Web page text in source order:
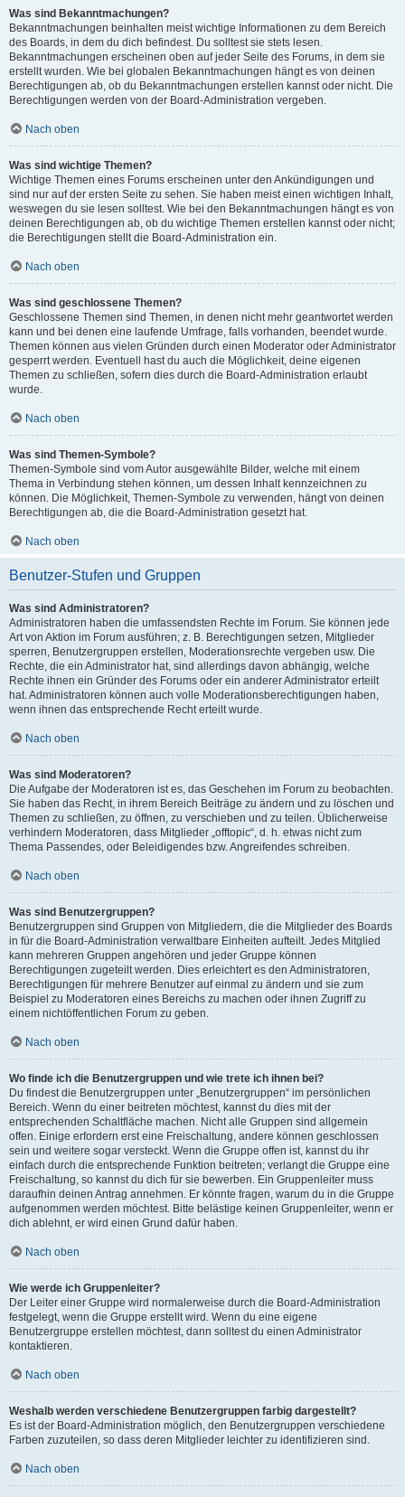
Was sind Bekanntmachungen?
Bekanntmachungen beinhalten meist wichtige Informationen zu dem Bereich
des Boards, in dem du dich befindest. Du solltest sie stets lesen.
Bekanntmachungen erscheinen oben auf jeder Seite des Forums, in dem sie
erstellt wurden. Wie bei globalen Bekanntmachungen hängt es von deinen
Berechtigungen ab, ob du Bekanntmachungen erstellen kannst oder nicht. Die
Berechtigungen werden von der Board-Administration vergeben.
Nach oben
Was sind wichtige Themen?
Wichtige Themen eines Forums erscheinen unter den Ankündigungen und
sind nur auf der ersten Seite zu sehen. Sie haben meist einen wichtigen Inhalt,
weswegen du sie lesen solltest. Wie bei den Bekanntmachungen hängt es von
deinen Berechtigungen ab, ob du wichtige Themen erstellen kannst oder nicht;
die Berechtigungen stellt die Board-Administration ein.
Nach oben
Was sind geschlossene Themen?
Geschlossene Themen sind Themen, in denen nicht mehr geantwortet werden
kann und bei denen eine laufende Umfrage, falls vorhanden, beendet wurde.
Themen können aus vielen Gründen durch einen Moderator oder Administrator
gesperrt werden. Eventuell hast du auch die Möglichkeit, deine eigenen
Themen zu schließen, sofern dies durch die Board-Administration erlaubt
wurde.
Nach oben
Was sind Themen-Symbole?
Themen-Symbole sind vom Autor ausgewählte Bilder, welche mit einem
Thema in Verbindung stehen können, um dessen Inhalt kennzeichnen zu
können. Die Möglichkeit, Themen-Symbole zu verwenden, hängt von deinen
Berechtigungen ab, die die Board-Administration gesetzt hat.
Nach oben
Benutzer-Stufen und Gruppen
Was sind Administratoren?
Administratoren haben die umfassendsten Rechte im Forum. Sie können jede
Art von Aktion im Forum ausführen; z. B. Berechtigungen setzen, Mitglieder
sperren, Benutzergruppen erstellen, Moderationsrechte vergeben usw. Die
Rechte, die ein Administrator hat, sind allerdings davon abhängig, welche
Rechte ihnen ein Gründer des Forums oder ein anderer Administrator erteilt
hat. Administratoren können auch volle Moderationsberechtigungen haben,
wenn ihnen das entsprechende Recht erteilt wurde.
Nach oben
Was sind Moderatoren?
Die Aufgabe der Moderatoren ist es, das Geschehen im Forum zu beobachten.
Sie haben das Recht, in ihrem Bereich Beiträge zu ändern und zu löschen und
Themen zu schließen, zu öffnen, zu verschieben und zu teilen. Üblicherweise
verhindern Moderatoren, dass Mitglieder „offtopic“, d. h. etwas nicht zum
Thema Passendes, oder Beleidigendes bzw. Angreifendes schreiben.
Nach oben
Was sind Benutzergruppen?
Benutzergruppen sind Gruppen von Mitgliedern, die die Mitglieder des Boards
in für die Board-Administration verwaltbare Einheiten aufteilt. Jedes Mitglied
kann mehreren Gruppen angehören und jeder Gruppe können
Berechtigungen zugeteilt werden. Dies erleichtert es den Administratoren,
Berechtigungen für mehrere Benutzer auf einmal zu ändern und sie zum
Beispiel zu Moderatoren eines Bereichs zu machen oder ihnen Zugriff zu
einem nichtöffentlichen Forum zu geben.
Nach oben
Wo finde ich die Benutzergruppen und wie trete ich ihnen bei?
Du findest die Benutzergruppen unter „Benutzergruppen“ im persönlichen
Bereich. Wenn du einer beitreten möchtest, kannst du dies mit der
entsprechenden Schaltfläche machen. Nicht alle Gruppen sind allgemein
offen. Einige erfordern erst eine Freischaltung, andere können geschlossen
sein und weitere sogar versteckt. Wenn die Gruppe offen ist, kannst du ihr
einfach durch die entsprechende Funktion beitreten; verlangt die Gruppe eine
Freischaltung, so kannst du dich für sie bewerben. Ein Gruppenleiter muss
daraufhin deinen Antrag annehmen. Er könnte fragen, warum du in die Gruppe
aufgenommen werden möchtest. Bitte belästige keinen Gruppenleiter, wenn er
dich ablehnt, er wird einen Grund dafür haben.
Nach oben
Wie werde ich Gruppenleiter?
Der Leiter einer Gruppe wird normalerweise durch die Board-Administration
festgelegt, wenn die Gruppe erstellt wird. Wenn du eine eigene
Benutzergruppe erstellen möchtest, dann solltest du einen Administrator
kontaktieren.
Nach oben
Weshalb werden verschiedene Benutzergruppen farbig dargestellt?
Es ist der Board-Administration möglich, den Benutzergruppen verschiedene
Farben zuzuteilen, so dass deren Mitglieder leichter zu identifizieren sind.
Nach oben